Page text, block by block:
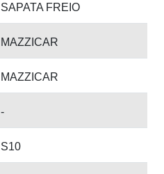
SAPATA FREIO
MAZZICAR
MAZZICAR
-
S10